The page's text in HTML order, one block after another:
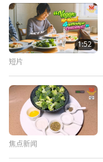
1:52
短片
焦点新闻